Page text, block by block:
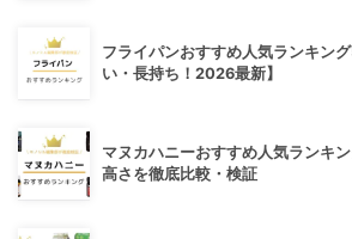
フライパンおすすめ人気ランキン
い・長持ち！2026最新】
マヌカハニーおすすめ人気ランキ
高さを徹底比較・検証